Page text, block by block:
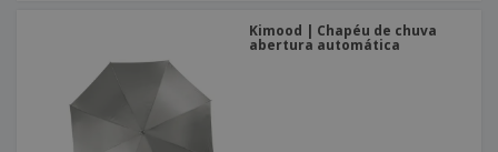
Kimood | Chapéu de chuva
abertura automática